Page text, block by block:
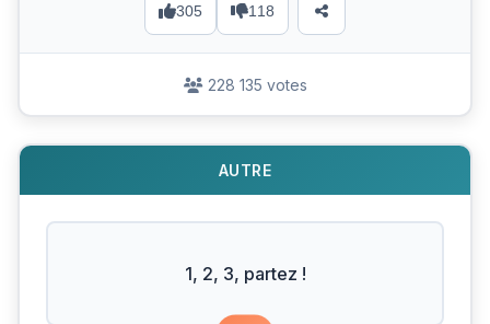
305 118
228 135 votes
AUTRE
1, 2, 3, partez !